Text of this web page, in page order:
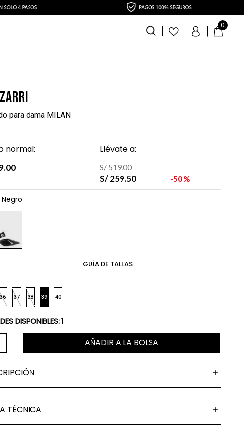
0
para dama MILAN
normal:
.00
Llévate a:
S/519.00
S/259.50 50 %
Negro
36 37 38 39 40
GUÍA DE TALLAS
DISPONIBLES:1
AÑADIR A LA BOLSA
TÉCNICA